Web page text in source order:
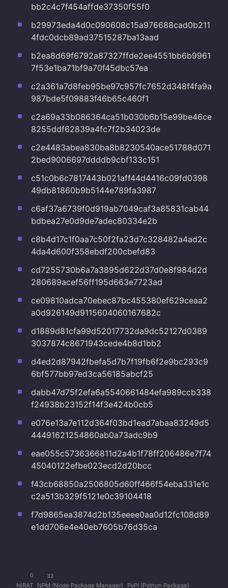
bb2c4c7f454affde37350f55f0
b29973eda4d0c090608c15a976688cad0b211
4fdc0dcb89ad37515287ba13aad
b2ea8d69f6792a87327ffde2ee4551bb6b9961
7f53e1ba71bf9a70f45dbc57ea
c2a361a7d8feb95be97c957fc7652d348f4fa9a
987bde5f09883f46b65c460f1
c2a69a33b086364ca51b030b6b15e99be46ce
8255ddf62839a4fc7f2b34023de
c2e4483abea830ba8b8230540ace51788d071
2bed9006697ddddb9cbf133c151
c51c0b6c7817443b021aff44d4416c09fd0398
49db81860b9b5144e789fa3987
c6af37a6739f0d919ab7049caf3a85831cab44
bdbea27e0d9de7adec80334e2b
c8b4d17c1f0aa7c50f2fa23d7c328482a4ad2c
4da4d600f358ebdf200cbefd83
cd7255730b6a7a3895d622d37d0e8f984d2d
280689acef56ff195d663e7723ad
ce09810adca70ebec87bc455380ef629ceaa2
a0d926149d9115604060167682c
d1889d81cfa99d52017732da9dc52127d0389
3037874c8671943cede4b8d1bb2
d4ed2d87942fbefa5d7b7f19fb6f2e9bc293c9
6bf577bb97ed3ca56185abcf25
dabb47d75f2efa6a5540661484efa989ccb338
f24938b23152f14f3e424b0cb5
e076e13a7e112d364f03bd1ead7abaa83249d5
44491621254860ab0a73adc9b9
eae055c5736366811d2a4b1f78ff206486e7f74
45040122efbe023ecd2d20bcc
f43cb68850a2506805d60ff466f54eba331e1c
c2a513b329f5121e0c39104418
f7d9865ea3874d2b135eeee0aa0d12fc108d89
e1dd706e4e40eb7605b76d35ca
0 32
NjRAT NPM (Node Package Manager) PyPI (Python Package)